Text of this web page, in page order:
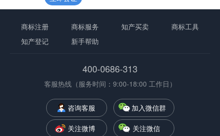
商标注册 商标服务 知产买卖
商标工具
知产登记
新手帮助
400-0686-313
客服热线（服务时间：9:00-18:00 工作日）
咨询客服 加入微信群
关注微博 关注微信